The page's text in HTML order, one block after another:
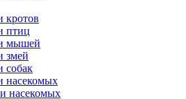
кротов
птиц
мышей
змей
собак
насекомых
насекомых